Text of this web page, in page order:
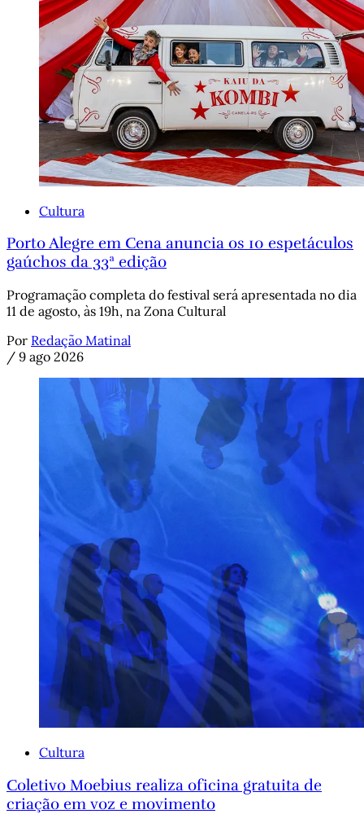
Cultura
Porto Alegre em Cena anuncia os 10 espetáculos
gaúchos da 33ª edição
Programação completa do festival será apresentada no dia
11 de agosto, às 19h, na Zona Cultural
Por Redação Matinal
/ 9 ago 2026
Cultura
Coletivo Moebius realiza oficina gratuita de
criação em voz e movimento